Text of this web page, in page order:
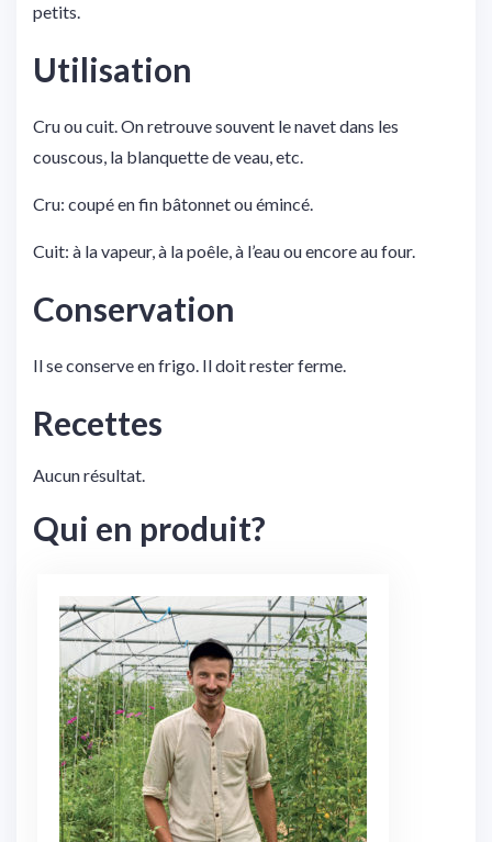
petits.
Utilisation
Cru ou cuit. On retrouve souvent le navet dans les
couscous, la blanquette de veau, etc.
Cru: coupé en fin bâtonnet ou émincé.
Cuit: à la vapeur, à la poêle, à l’eau ou encore au four.
Conservation
Il se conserve en frigo. Il doit rester ferme.
Recettes
Aucun résultat.
Qui en produit?